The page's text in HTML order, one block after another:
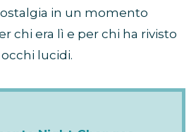
in un momento
chi era lì e per chi ha rivisto
lucidi.